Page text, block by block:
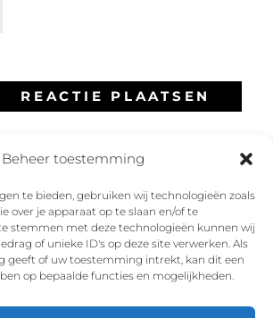
Beheer toestemming
te bieden, gebruiken wij technologieën zoals
over je apparaat op te slaan en/of te
stemmen met deze technologieën kunnen wij
of unieke ID's op deze site verwerken. Als
geeft of uw toestemming intrekt, kan dit een
op bepaalde functies en mogelijkheden.